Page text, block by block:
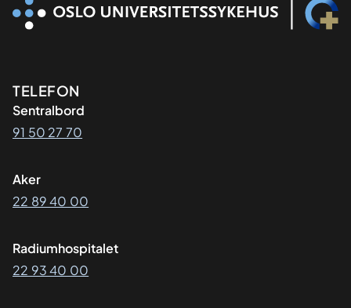
Kontaktinformasjon
TELEFON
Sentralbord
91 50 27 70
Aker
22 89 40 00
Radiumhospitalet
22 93 40 00